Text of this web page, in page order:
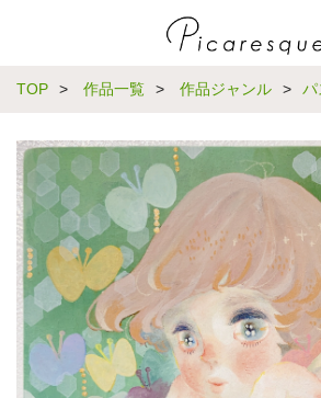
TOP > 作品一覧 > 作品ジャンル > パ